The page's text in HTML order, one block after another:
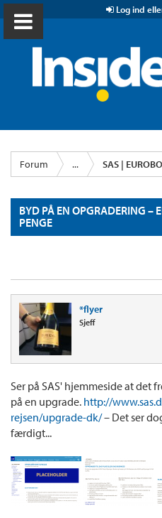
Log ind
Forum ... SAS |
BYD PÅ EN OPGRADERING –
PENGE
*flyer
Sjeff
Ser på SAS' hjemmeside at
på en upgrade. http://
rejsen/upgrade-dk/– Det ser
færdigt...